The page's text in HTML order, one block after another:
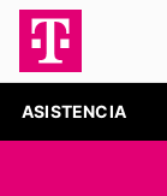
ASISTENCIA